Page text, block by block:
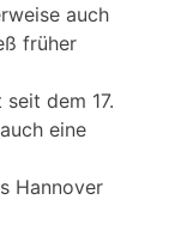
auch
früher
dem 17.
eine
Hannover